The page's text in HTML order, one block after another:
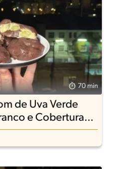
70 min
de Uva Verde
e Cobertura